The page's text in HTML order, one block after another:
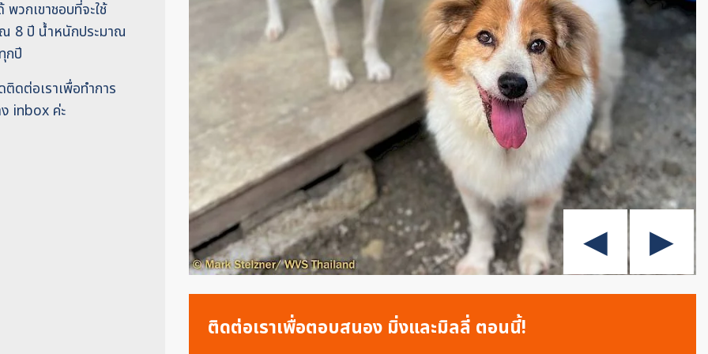
วกเขาชอบที่จะใช้
ณ 8 ปี น้ำหนักประมาณ
กปี
ดต่อเราเพื่อทำการ
inbox ค่ะ
ติดต่อเราเพื่อตอบสนอง มิ่งและมิลลี่ ตอนนี้!